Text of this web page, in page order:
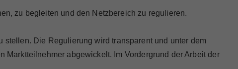
zu begleiten und den Netzbereich zu regulieren.
Die Regulierung wird transparent und unter dem
abgewickelt. Im Vordergrund der Arbeit der